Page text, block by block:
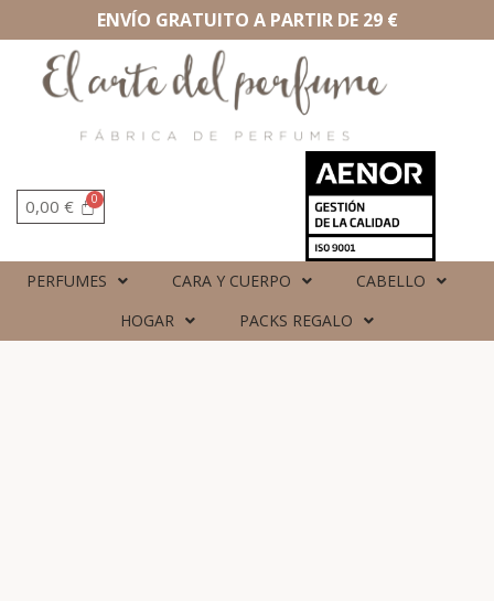
ENVÍO GRATUITO A PARTIR DE 29 €
0,00 €
PERFUMES CARA Y CUERPO
CABELLO
HOGAR
PACKS REGALO